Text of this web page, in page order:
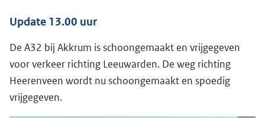
Update 13.00 uur
De A32 bij Akkrum is schoongemaakt en vrijgegeven
voor verkeer richting Leeuwarden. De weg richting
Heerenveen wordt nu schoongemaakt en spoedig
vrijgegeven.